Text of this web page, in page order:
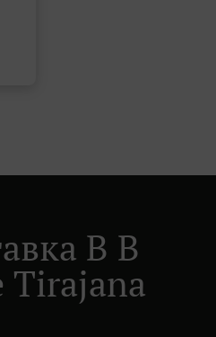
В В
Tirajana